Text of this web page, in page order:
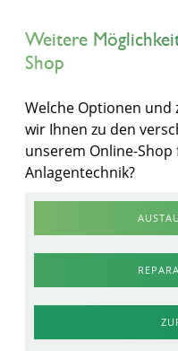
Weitere
Shop
Welche Optionen und
wir Ihnen zu den
unserem Online-
Anlagentechnik?